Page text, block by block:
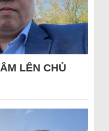
LÊN CHỦ